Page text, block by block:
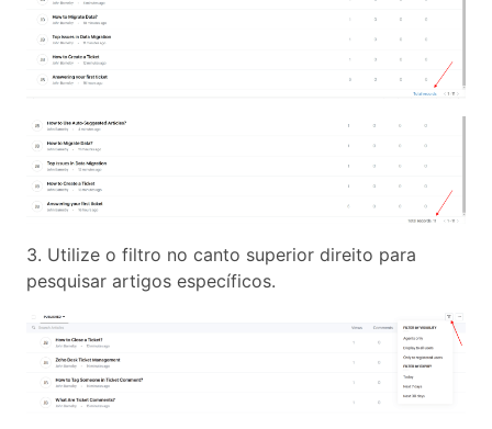
3. Utilize o filtro no canto superior direito para
pesquisar artigos específicos.